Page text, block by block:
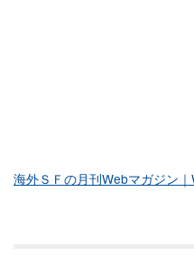
海外ＳＦの月刊Webマガジン｜